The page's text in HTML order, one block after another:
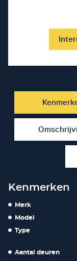
Kenmerken
Merk
Model
Type
Aantal deuren